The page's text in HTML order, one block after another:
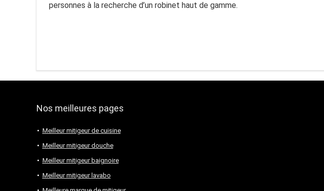
personnes à la recherche d’un robinet haut de gamme.
Nos meilleures pages
Meilleur mitigeur de cuisine
Meilleur mitigeur douche
Meilleur mitigeur baignoire
Meilleur mitigeur lavabo